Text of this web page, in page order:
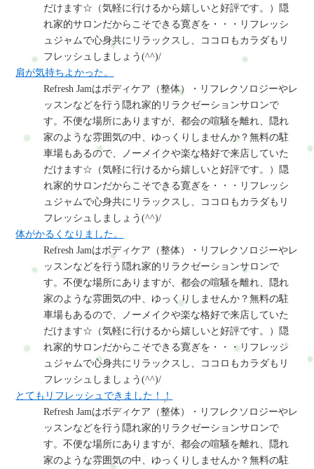
だけます☆（気軽に行けるから嬉しいと好評です。）隠
れ家的サロンだからこそできる寛ぎを・・・リフレッシ
ュジャムで心身共にリラックスし、ココロもカラダもリ
フレッシュしましょう(^^)/
肩が気持ちよかった。
Refresh Jamはボディケア（整体）・リフレクソロジーやレ
ッスンなどを行う隠れ家的リラクゼーションサロンで
す。不便な場所にありますが、都会の喧騒を離れ、隠れ
家のような雰囲気の中、ゆっくりしませんか？無料の駐
車場もあるので、ノーメイクや楽な格好で来店していた
だけます☆（気軽に行けるから嬉しいと好評です。）隠
れ家的サロンだからこそできる寛ぎを・・・リフレッシ
ュジャムで心身共にリラックスし、ココロもカラダもリ
フレッシュしましょう(^^)/
体がかるくなりました。
Refresh Jamはボディケア（整体）・リフレクソロジーやレ
ッスンなどを行う隠れ家的リラクゼーションサロンで
す。不便な場所にありますが、都会の喧騒を離れ、隠れ
家のような雰囲気の中、ゆっくりしませんか？無料の駐
車場もあるので、ノーメイクや楽な格好で来店していた
だけます☆（気軽に行けるから嬉しいと好評です。）隠
れ家的サロンだからこそできる寛ぎを・・・リフレッシ
ュジャムで心身共にリラックスし、ココロもカラダもリ
フレッシュしましょう(^^)/
とてもリフレッシュできました！！
Refresh Jamはボディケア（整体）・リフレクソロジーやレ
ッスンなどを行う隠れ家的リラクゼーションサロンで
す。不便な場所にありますが、都会の喧騒を離れ、隠れ
家のような雰囲気の中、ゆっくりしませんか？無料の駐